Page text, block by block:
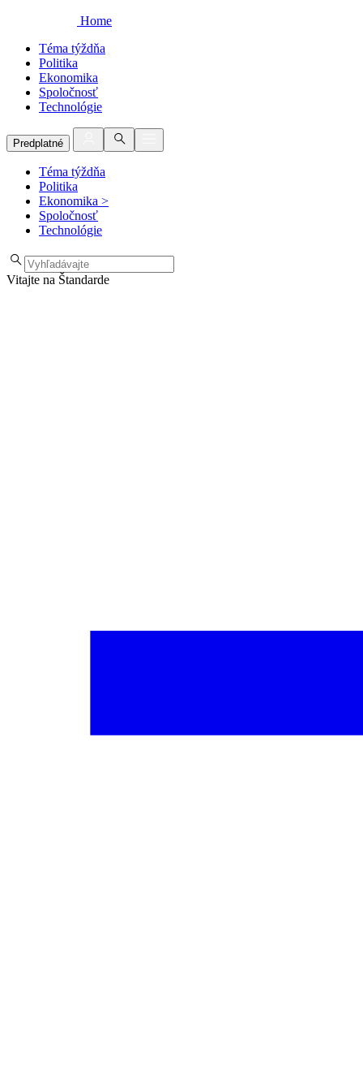
Home
Téma týždňa
Politika
Ekonomika
Spoločnosť
Technológie
Predplatné
Téma týždňa
Politika
Ekonomika >
Spoločnosť
Technológie
Vitajte na Štandarde